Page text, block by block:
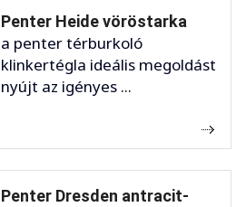
Penter Heide vöröstarka
a penter térburkoló
klinkertégla ideális megoldást
nyújt az igényes ...
Penter Dresden antracit-